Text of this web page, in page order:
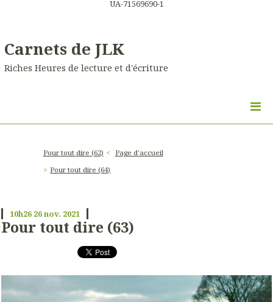
UA-71569690-1
Carnets de JLK
Riches Heures de lecture et d'écriture
Pour tout dire (62)
Page d'accueil
Pour tout dire (64)
10h26 26nov. 2021
Pour tout dire (63)